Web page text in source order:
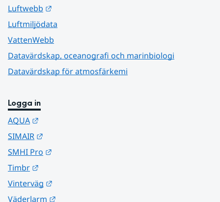
Luftwebb
Luftmiljödata
VattenWebb
Datavärdskap, oceanografi och marinbiologi
Datavärdskap för atmosfärkemi
Logga in
AQUA
SIMAIR
SMHI Pro
Timbr
Vinterväg
Väderlarm